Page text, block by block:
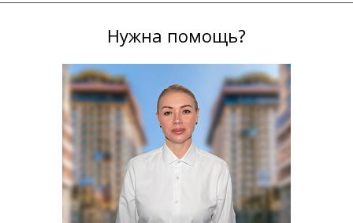
Нужна помощь?